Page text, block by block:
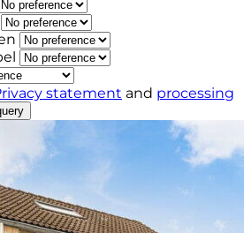
statement and processing